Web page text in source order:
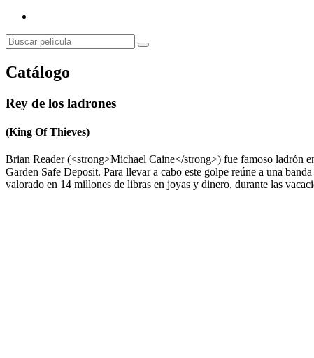
Catálogo
Rey de los ladrones
(King Of Thieves)
Brian Reader (<strong>Michael Caine</strong>) fue famoso ladrón
Garden Safe Deposit. Para llevar a cabo este golpe reúne a una
valorado en 14 millones de libras en joyas y dinero, durante las